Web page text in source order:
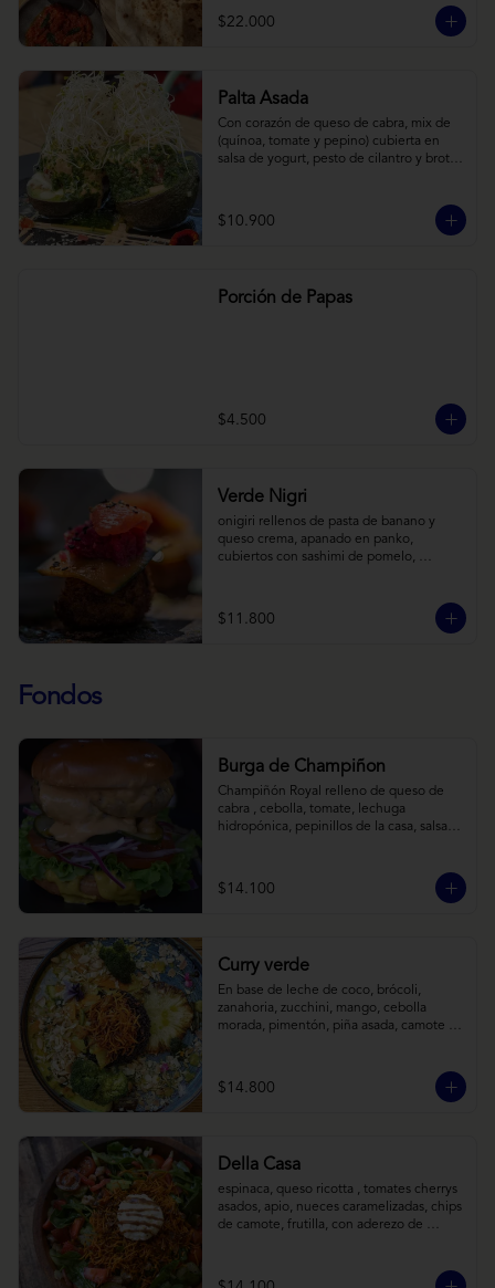
cebollas horneadas largamente, con
toques de aceite asiático sobre cama de
$22.000
Palta Asada
Con corazón de queso de cabra, mix de
(quínoa, tomate y pepino) cubierta en
salsa de yogurt, pesto de cilantro y brotes
$10.900
Porción de Papas
$4.500
Verde Nigri
onigiri rellenos de pasta de banano y
queso crema, apanado en panko,
cubiertos con sashimi de pomelo,
de crema de coco con wasabi y tierra de
cochayuyo.
$11.800
Fondos
Burga de Champiñon
Champiñón Royal relleno de queso de
cabra , cebolla, tomate, lechuga
hidropónica, pepinillos de la casa, salsa
$14.100
Curry verde
En base de leche de coco, brócoli,
zanahoria, zucchini, mango, cebolla
morada, pimentón, piña asada, camote
$14.800
Della Casa
espinaca, queso ricotta , tomates cherrys
asados, apio, nueces caramelizadas, chips
de camote, frutilla, con aderezo de